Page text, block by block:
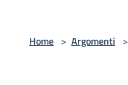
Home > Argomenti >